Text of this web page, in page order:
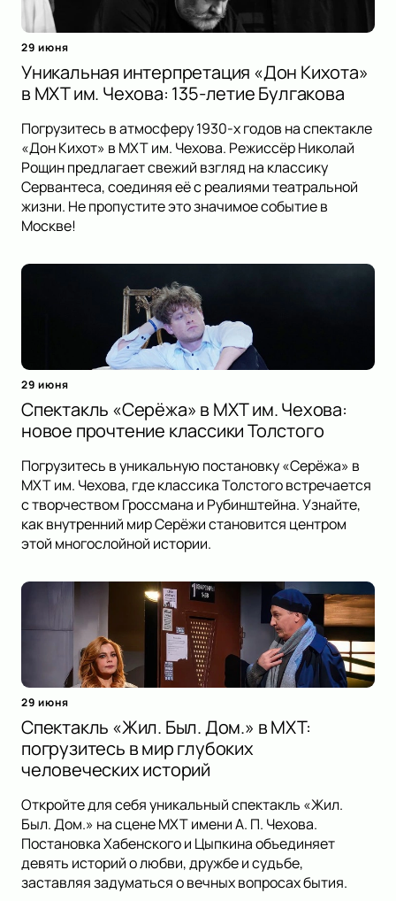
29 июня
Уникальная интерпретация «Дон Кихота»
в МХТ им. Чехова: 135-летие Булгакова
Погрузитесь в атмосферу 1930-х годов на спектакле
«Дон Кихот» в МХТ им. Чехова. Режиссёр Николай
Рощин предлагает свежий взгляд на классику
Сервантеса, соединяя её с реалиями театральной
жизни. Не пропустите это значимое событие в
Москве!
29 июня
Спектакль «Серёжа» в МХТ им. Чехова:
новое прочтение классики Толстого
Погрузитесь в уникальную постановку «Серёжа» в
МХТ им. Чехова, где классика Толстого встречается
с творчеством Гроссмана и Рубинштейна. Узнайте,
как внутренний мир Серёжи становится центром
этой многослойной истории.
29 июня
Спектакль «Жил. Был. Дом.» в МХТ:
погрузитесь в мир глубоких
человеческих историй
Откройте для себя уникальный спектакль «Жил.
Был. Дом.» на сцене МХТ имени А. П. Чехова.
Постановка Хабенского и Цыпкина объединяет
девять историй о любви, дружбе и судьбе,
заставляя задуматься о вечных вопросах бытия.